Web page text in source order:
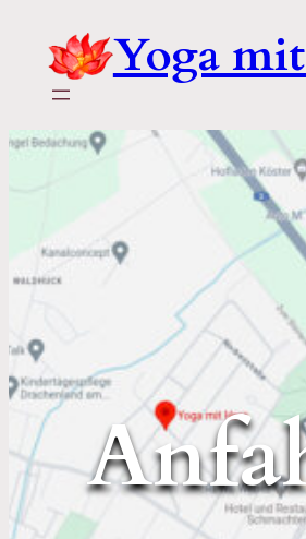
Inhalt
springen
Yoga